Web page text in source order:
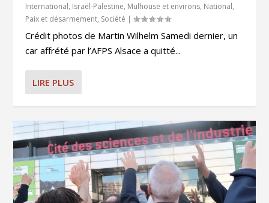
International, Israël-Palestine, Mulhouse et environs, National,
Paix et désarmement, Société |
Crédit photos de Martin Wilhelm Samedi dernier, un
car affrété par l’AFPS Alsace a quitté...
LIRE PLUS